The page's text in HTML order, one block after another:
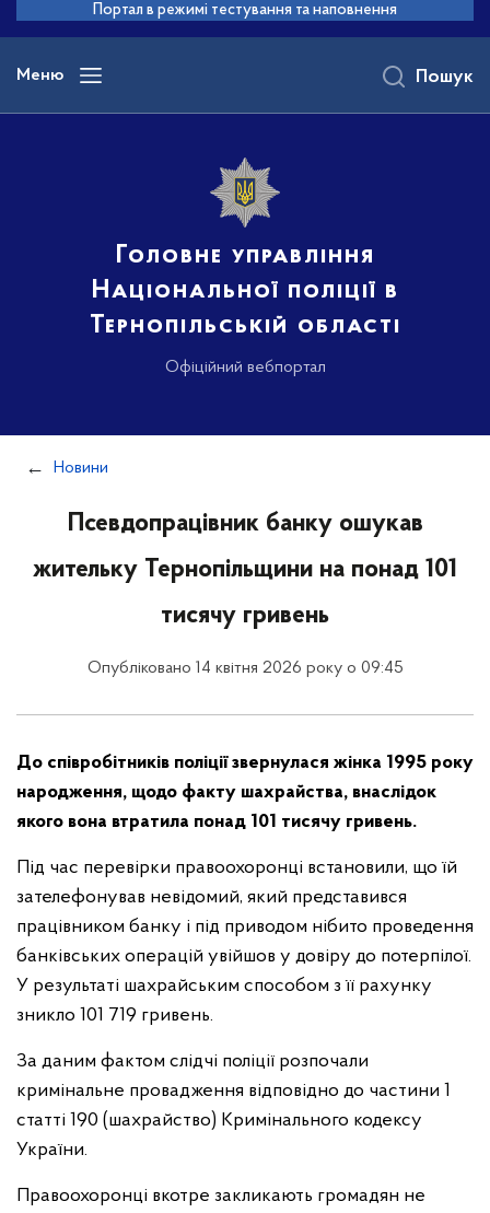
основного
вмісту
Портал в режимі тестування та наповнення
Меню
Головне управління
Національної поліції в
Тернопільській області
Офіційний вебпортал
Пошук
Новини
Псевдопрацівник банку ошукав
жительку Тернопільщини на понад 101
тисячу гривень
Опубліковано 14 квітня 2026 року о 09:45
До співробітників поліції звернулася жінка 1995 року
народження, щодо факту шахрайства, внаслідок
якого вона втратила понад 101 тисячу гривень.
Під час перевірки правоохоронці встановили, що їй
зателефонував невідомий, який представився
працівником банку і під приводом нібито проведення
банківських операцій увійшов у довіру до потерпілої.
У результаті шахрайським способом з її рахунку
зникло 101 719 гривень.
За даним фактом слідчі поліції розпочали
кримінальне провадження відповідно до частини 1
статті 190 (шахрайство) Кримінального кодексу
України.
Правоохоронці вкотре закликають громадян не